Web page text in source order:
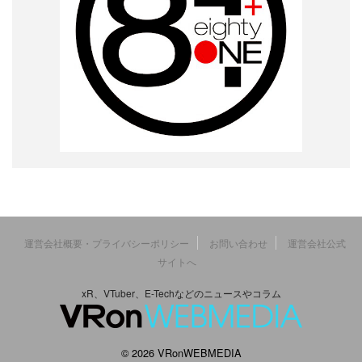
運営会社概要・プライバシーポリシー お問い合わせ
運営会社公式
サイトへ
xR、VTuber、E-Techなどのニュースやコラム
© 2026 VRonWEBMEDIA